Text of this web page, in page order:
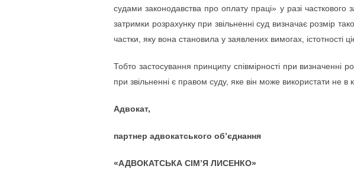
судами законодавства про оплату праці» у разі
затримки розрахунку при звільненні суд визначає розмір
частки, яку вона становила у заявлених вимогах, істотності
Тобто застосування принципу співмірності при визначенні
при звільненні є правом суду, яке він може використати не
Адвокат,
партнер адвокатського об’єднання
«АДВОКАТСЬКА СІМ’Я ЛИСЕНКО»